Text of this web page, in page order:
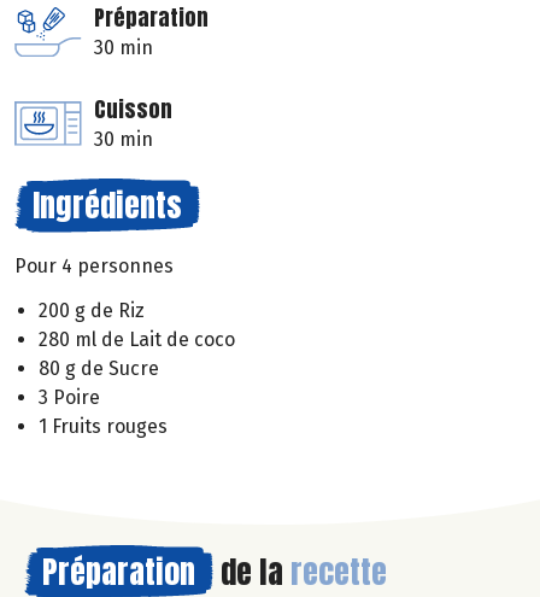
Préparation
30 min
Cuisson
30 min
Ingrédients
Pour 4 personnes
200 g de Riz
280 ml de Lait de coco
80 g de Sucre
3 Poire
1 Fruits rouges
Préparation de la recette